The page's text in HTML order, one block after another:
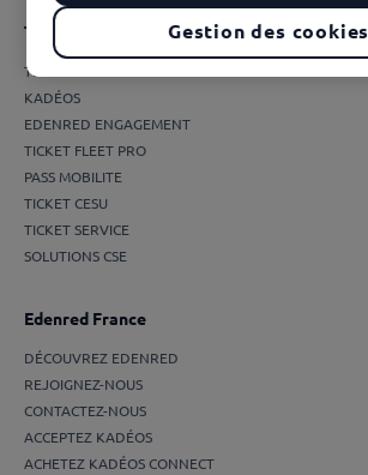
Toutes les solutions
TICKET RESTAURANT®
KADÉOS
EDENRED ENGAGEMENT
TICKET FLEET PRO
PASS MOBILITE
TICKET CESU
TICKET SERVICE
SOLUTIONS CSE
Edenred France
DÉCOUVREZ EDENRED
REJOIGNEZ-NOUS
CONTACTEZ-NOUS
ACCEPTEZ KADÉOS
ACHETEZ KADÉOS CONNECT
Gestion des cookies